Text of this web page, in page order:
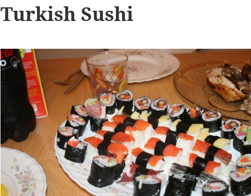
Turkish Sushi